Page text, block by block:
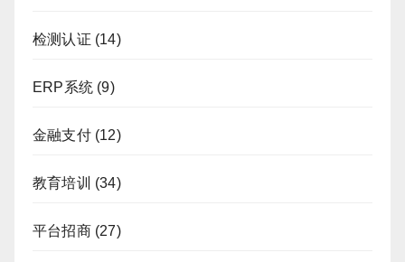
检测认证 (14)
ERP系统 (9)
金融支付(12)
教育培训 (34)
平台招商(27)